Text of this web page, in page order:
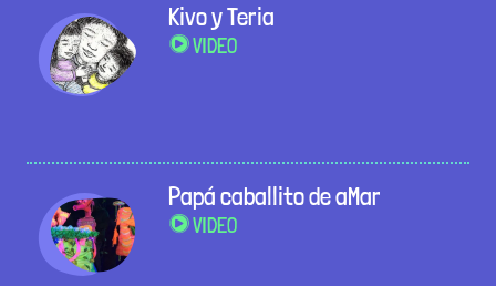
Kivo y Teria
VIDEO
Papá caballito de aMar
VIDEO